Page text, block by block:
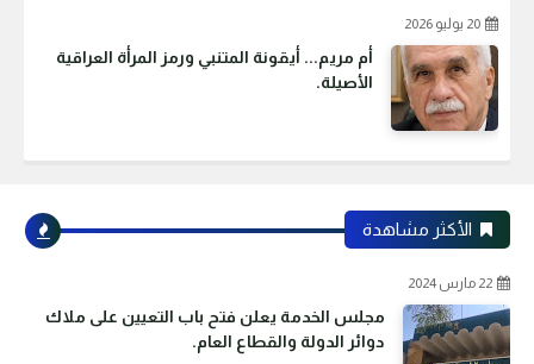
20 يوليو 2026
أم مريم... أيقونة المتنبي ورمز المرأة العراقية
الأصيلة.
الأكثر مشاهدة
22 مارس 2024
مجلس الخدمة يعلن فتح باب التعيين على ملاك
دوائر الدولة والقطاع العام.